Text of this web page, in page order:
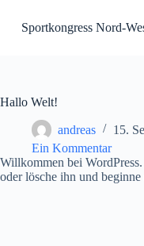
a
p
r
Sportkongress Nord-
Hallo Welt!
andreas 15.
Ein Kommentar
Willkommen bei
oder lösche ihn und